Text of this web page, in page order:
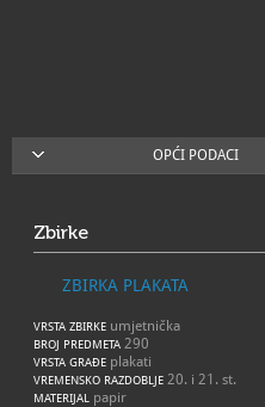
OPĆI PODACI
Zbirke
ZBIRKA PLAKATA
VRSTA ZBIRKE umjetnička
BROJ PREDMETA 290
VRSTA GRAĐE plakati
VREMENSKO RAZDOBLJE 20. i 21. st.
MATERIJAL papir